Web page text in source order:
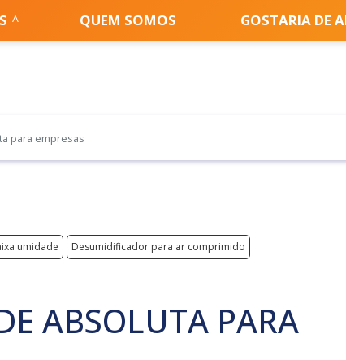
QUEM SOMOS GOSTARIA DE
para empresas
umidade
Desumidificador para ar comprimido
ABSOLUTA PARA